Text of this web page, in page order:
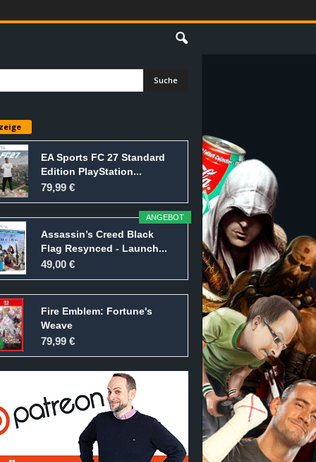
EA Sports FC 27 Standard
Edition PlayStation...
79,99 €
ANGEBOT
Assassin’s Creed Black
Flag Resynced - Launch...
49,00 €
Fire Emblem: Fortune's
Weave
79,99 €